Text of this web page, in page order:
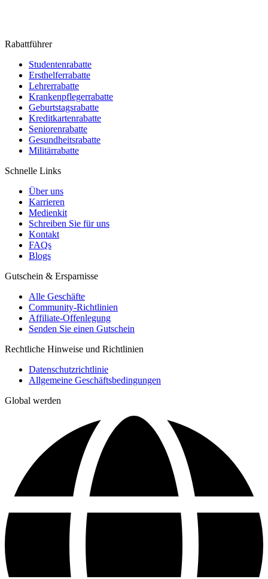
Rabattführer
Studentenrabatte
Ersthelferrabatte
Lehrerrabatte
Krankenpflegerrabatte
Geburtstagsrabatte
Kreditkartenrabatte
Seniorenrabatte
Gesundheitsrabatte
Militärrabatte
Schnelle Links
Über uns
Karrieren
Medienkit
Schreiben Sie für uns
Kontakt
FAQs
Blogs
Gutschein & Ersparnisse
Alle Geschäfte
Community-Richtlinien
Affiliate-Offenlegung
Senden Sie einen Gutschein
Rechtliche Hinweise und Richtlinien
Datenschutzrichtlinie
Allgemeine Geschäftsbedingungen
Global werden